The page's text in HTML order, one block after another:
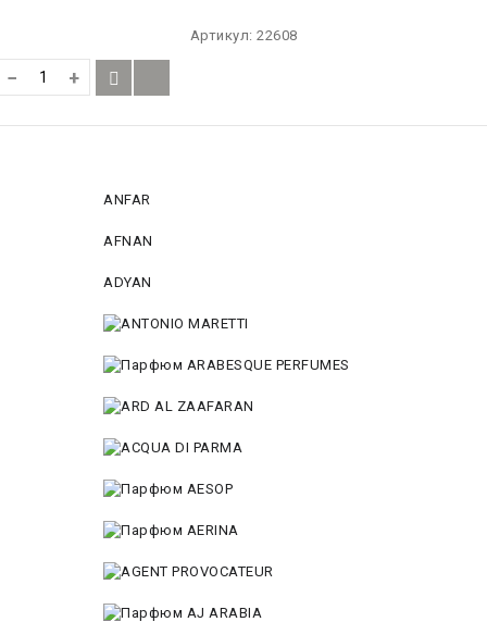
Артикул: 22608
− +
ANFAR
AFNAN
ADYAN